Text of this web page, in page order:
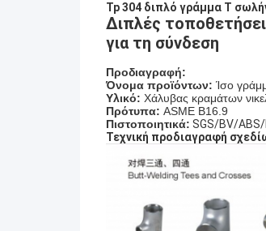
Tp 304 διπλό γράμμα Τ
Διπλές
για τη σύνδεση
Προδιαγραφή:
Όνομα προϊόντων: Ίσο
Υλικό: Χάλυβας κραμάτων
Πρότυπα: ASME B16.9
Πιστοποιητικά: SGS/BV/
Τεχνική προδιαγραφή